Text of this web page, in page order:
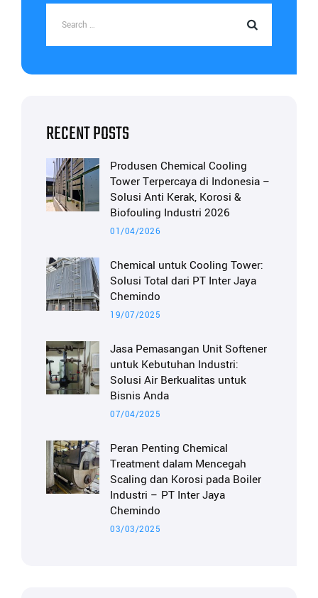
RECENT POSTS
Produsen Chemical Cooling
Tower Terpercaya di Indonesia –
Solusi Anti Kerak, Korosi &
Biofouling Industri 2026
01/04/2026
Chemical untuk Cooling Tower:
Solusi Total dari PT Inter Jaya
Chemindo
19/07/2025
Jasa Pemasangan Unit Softener
untuk Kebutuhan Industri:
Solusi Air Berkualitas untuk
Bisnis Anda
07/04/2025
Peran Penting Chemical
Treatment dalam Mencegah
Scaling dan Korosi pada Boiler
Industri – PT Inter Jaya
Chemindo
03/03/2025